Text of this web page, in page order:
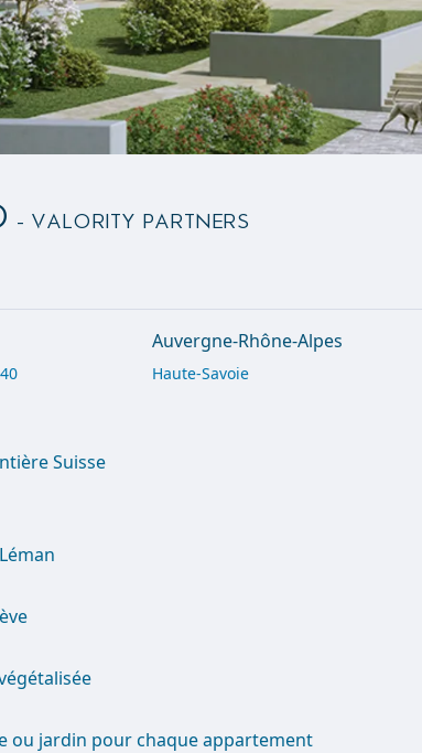
- Valority Partners
Auvergne-Rhône-Alpes
Haute-Savoie
Suisse
ou jardin pour chaque appartement